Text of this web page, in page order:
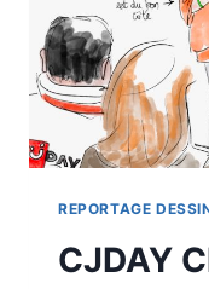
REPORTAGE
CJDAY